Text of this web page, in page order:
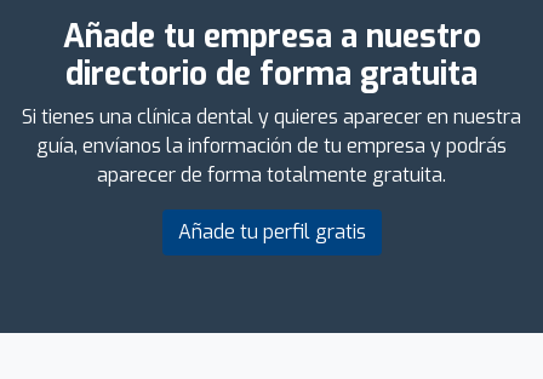
Añade tu empresa a nuestro
directorio de forma gratuita
Si tienes una clínica dental y quieres aparecer en nuestra
guía, envíanos la información de tu empresa y podrás
aparecer de forma totalmente gratuita.
Añade tu perfil gratis